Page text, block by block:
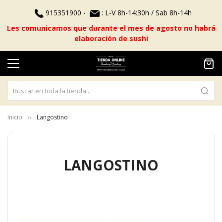
915351900 -
: L-V 8h-14:30h / Sab 8h-14h
Les comunicamos que durante el mes de agosto no habrá
elaboración de sushi
Inicio Langostino
LANGOSTINO